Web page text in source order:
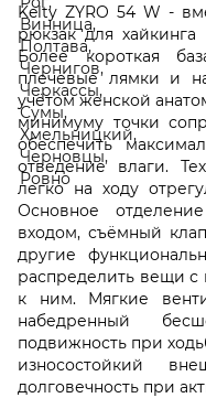
Kelty ZYRO 54 W -
рюкзак для
Более короткая
плечевые лямки и
учётом женской
минимуму точки
обеспечить
отведение влаги.
легко на ходу
Основное
входом, съёмный
другие
распределить вещи с
к ним. Мягкие
набедренный
подвижность при
износостойкий
долговечность при